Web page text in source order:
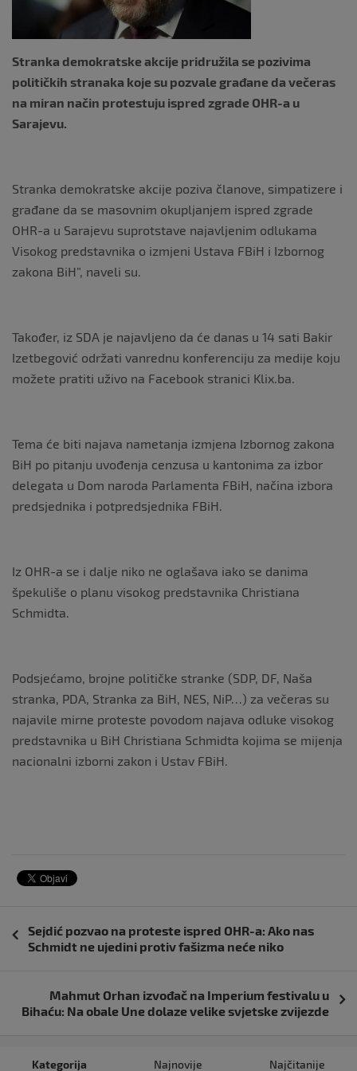
Stranka demokratske akcije pridružila se pozivima
političkih stranaka koje su pozvale građane da večeras
na miran način protestuju ispred zgrade OHR-a u
Sarajevu.
Stranka demokratske akcije poziva članove, simpatizere i
građane da se masovnim okupljanjem ispred zgrade
OHR-a u Sarajevu suprotstave najavljenim odlukama
Visokog predstavnika o izmjeni Ustava FBiH i Izbornog
zakona BiH”, naveli su.
Također, iz SDA je najavljeno da će danas u 14 sati Bakir
Izetbegović održati vanrednu konferenciju za medije koju
možete pratiti uživo na Facebook stranici Klix.ba.
Tema će biti najava nametanja izmjena Izbornog zakona
BiH po pitanju uvođenja cenzusa u kantonima za izbor
delegata u Dom naroda Parlamenta FBiH, načina izbora
predsjednika i potpredsjednika FBiH.
Iz OHR-a se i dalje niko ne oglašava iako se danima
špekuliše o planu visokog predstavnika Christiana
Schmidta.
Podsjećamo, brojne političke stranke (SDP, DF, Naša
stranka, PDA, Stranka za BiH, NES, NiP…) za večeras su
najavile mirne proteste povodom najava odluke visokog
predstavnika u BiH Christiana Schmidta kojima se mijenja
nacionalni izborni zakon i Ustav FBiH.
objava
Sejdić pozvao na proteste ispred OHR-a: Ako nas
Schmidt ne ujedini protiv fašizma neće niko
Mahmut Orhan izvođač na Imperium festivalu u
Bihaću: Na obale Une dolaze velike svjetske zvijezde
Kategorija Najnovije Najčitanije